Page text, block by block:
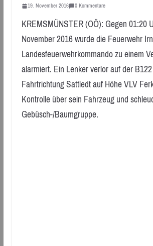
19. November 2016 0 Kommentare
KREMSMÜNSTER (OÖ): Gegen 01:20
November 2016 wurde die Feuerwehr
Landesfeuerwehrkommando zu einem
alarmiert. Ein Lenker verlor auf der
Fahrtrichtung Sattledt auf Höhe VLV
Kontrolle über sein Fahrzeug und
Gebüsch-/Baumgruppe.